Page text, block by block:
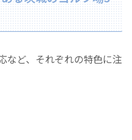
など、それぞれの特色に注